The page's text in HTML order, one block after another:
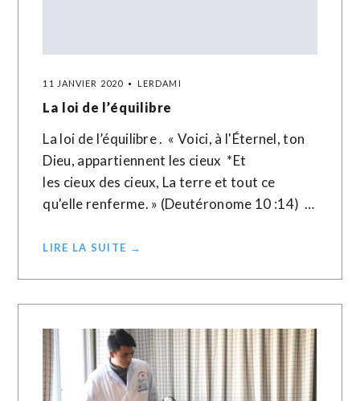
11 JANVIER 2020 LERDAMI
La loi de l’équilibre
La loi de l’équilibre . « Voici, à l'Éternel, ton
Dieu, appartiennent les cieux *Et
les cieux des cieux, La terre et tout ce
qu'elle renferme. » (Deutéronome 10 :14) …
LIRE LA SUITE →